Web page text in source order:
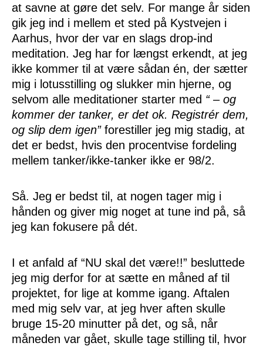
at savne at gøre det selv. For mange år siden
gik jeg ind i mellem et sted på Kystvejen i
Aarhus, hvor der var en slags drop-ind
meditation. Jeg har for længst erkendt, at jeg
ikke kommer til at være sådan én, der sætter
mig i lotusstilling og slukker min hjerne, og
selvom alle meditationer starter med “ – og
kommer der tanker, er det ok. Registrér dem,
og slip dem igen”forestiller jeg mig stadig, at
det er bedst, hvis den procentvise fordeling
mellem tanker/ikke-tanker ikke er 98/2.
Så. Jeg er bedst til, at nogen tager mig i
hånden og giver mig noget at tune ind på, så
jeg kan fokusere på dét.
I et anfald af “NU skal det være!!” besluttede
jeg mig derfor for at sætte en måned af til
projektet, for lige at komme igang. Aftalen
med mig selv var, at jeg hver aften skulle
bruge 15-20 minutter på det, og så, når
måneden var gået, skulle tage stilling til, hvor